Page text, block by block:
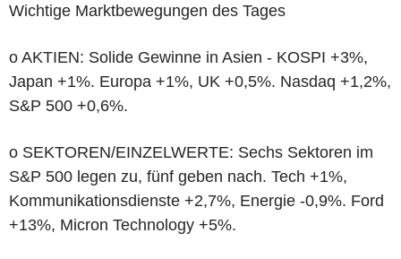
Wichtige Marktbewegungen des Tages
o AKTIEN: Solide Gewinne in Asien - KOSPI +3%,
Japan +1%. Europa +1%, UK +0,5%. Nasdaq +1,2%,
S&P 500 +0,6%.
o SEKTOREN/EINZELWERTE: Sechs Sektoren im
S&P 500 legen zu, fünf geben nach. Tech +1%,
Kommunikationsdienste +2,7%, Energie -0,9%. Ford
+13%, Micron Technology +5%.